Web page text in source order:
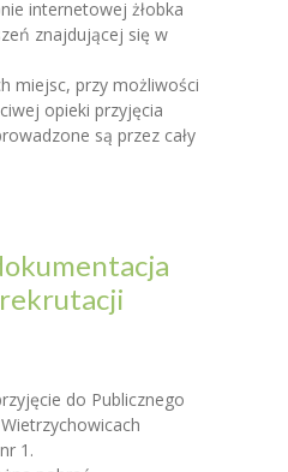
internetowej żłobka
znajdującej się w
miejsc, przy możliwości
opieki przyjęcia
są przez cały
do Publicznego
1.